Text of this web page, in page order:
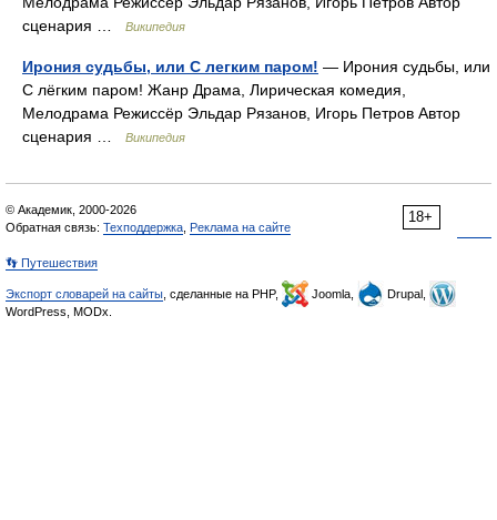
сценария …
Википедия
Ирония судьбы, или С легким паром! — Ирония судьбы, или
С лёгким паром! Жанр Драма, Лирическая комедия,
Мелодрама Режиссёр Эльдар Рязанов, Игорь Петров Автор
сценария …
Википедия
18+
© Академик, 2000-2026
Обратная связь: Техподдержка Реклама на сайте
👣 Путешествия
Экспорт словарей на сайты , сделанные на PHP, Joomla,
Drupal,
WordPress, MODx.